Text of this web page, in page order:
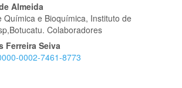
Almeida
Química e Bioquímica, Instituto de
Colaboradores
Ferreira Seiva
0002-7461-8773